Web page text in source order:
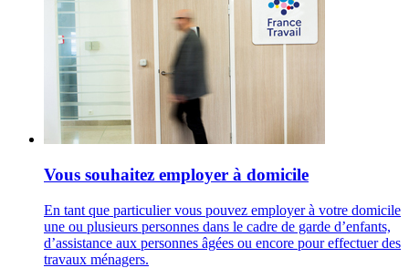
Vous souhaitez employer à domicile
En tant que particulier vous pouvez employer à votre domicile
une ou plusieurs personnes dans le cadre de garde d’enfants,
d’assistance aux personnes âgées ou encore pour effectuer des
travaux ménagers.